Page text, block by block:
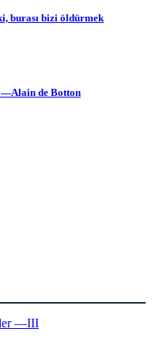
burası bizi öldürmek
—Alain de Botton
—III